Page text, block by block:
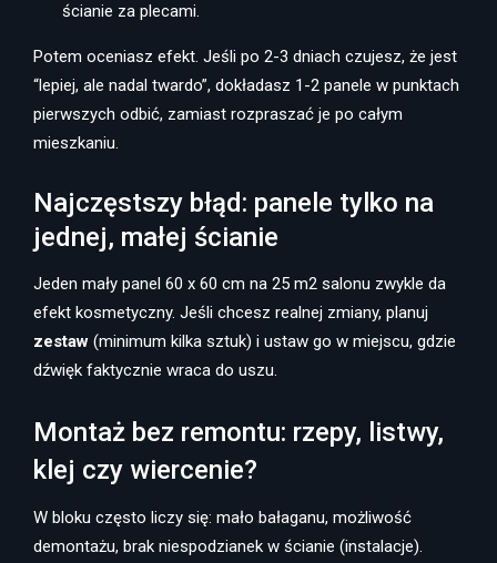
ścianie za plecami.
Potem oceniasz efekt. Jeśli po 2-3 dniach czujesz, że jest
“lepiej, ale nadal twardo”, dokładasz 1-2 panele w punktach
pierwszych odbić, zamiast rozpraszać je po całym
mieszkaniu.
Najczęstszy błąd: panele tylko na
jednej, małej ścianie
Jeden mały panel 60 x 60 cm na 25 m2 salonu zwykle da
efekt kosmetyczny. Jeśli chcesz realnej zmiany, planuj
zestaw (minimum kilka sztuk) i ustaw go w miejscu, gdzie
dźwięk faktycznie wraca do uszu.
Montaż bez remontu: rzepy, listwy,
klej czy wiercenie?
W bloku często liczy się: mało bałaganu, możliwość
demontażu, brak niespodzianek w ścianie (instalacje).